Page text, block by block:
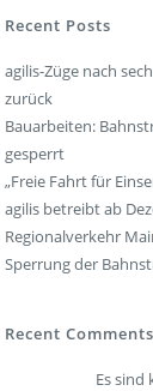
Recent Posts
agilis-Züge nach
zurück
Bauarbeiten:
gesperrt
„Freie Fahrt für
agilis betreibt ab
Regionalverkehr
Sperrung der
Recent Comments
Es